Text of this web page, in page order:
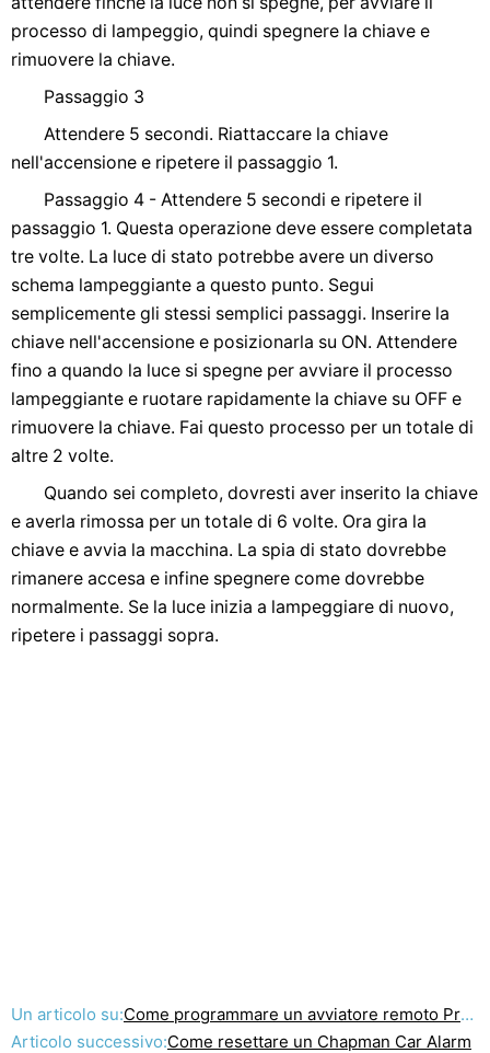
processo di lampeggio, quindi spegnere la chiave e
rimuovere la chiave.
Passaggio 3
Attendere 5 secondi. Riattaccare la chiave
nell'accensione e ripetere il passaggio 1.
Passaggio 4 - Attendere 5 secondi e ripetere il
passaggio 1. Questa operazione deve essere completata
tre volte. La luce di stato potrebbe avere un diverso
schema lampeggiante a questo punto. Segui
semplicemente gli stessi semplici passaggi. Inserire la
chiave nell'accensione e posizionarla su ON. Attendere
fino a quando la luce si spegne per avviare il processo
lampeggiante e ruotare rapidamente la chiave su OFF e
rimuovere la chiave. Fai questo processo per un totale di
altre 2 volte.
Quando sei completo, dovresti aver inserito la chiave
e averla rimossa per un totale di 6 volte. Ora gira la
chiave e avvia la macchina. La spia di stato dovrebbe
rimanere accesa e infine spegnere come dovrebbe
normalmente. Se la luce inizia a lampeggiare di nuovo,
ripetere i passaggi sopra.
Un articolo su:Come programmare un avviatore remoto ProStart
Articolo successivo:Come resettare un Chapman Car Alarm